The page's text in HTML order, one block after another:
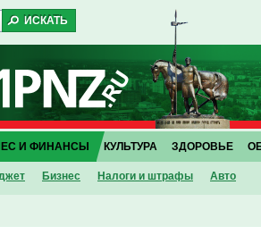
И ФИНАНСЫ
Бизнес Налоги и штрафы Авто
КУЛЬТУРА ЗДОРОВЬЕ